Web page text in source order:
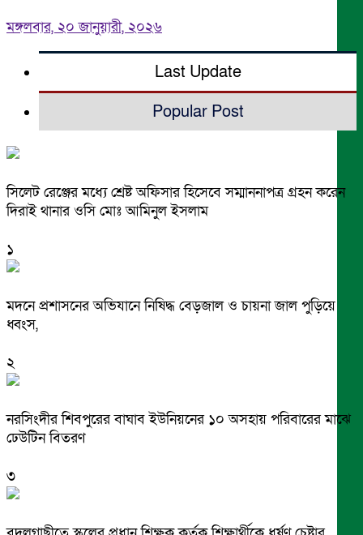
মঙ্গলবার, ২০ জানুয়ারী, ২০২৬
Last Update
Popular Post
সিলেট রেঞ্জের মধ্যে শ্রেষ্ট অফিসার হিসেবে সম্মাননাপত্র গ্রহন করেন
দিরাই থানার ওসি মোঃ আমিনুল ইসলাম
১
মদনে প্রশাসনের অভিযানে নিষিদ্ধ বেড়জাল ও চায়না জাল পুড়িয়ে
ধ্বংস,
২
নরসিংদীর শিবপুরের বাঘাব ইউনিয়নের ১০ অসহায় পরিবারের মাঝে
ঢেউটিন বিতরণ
৩